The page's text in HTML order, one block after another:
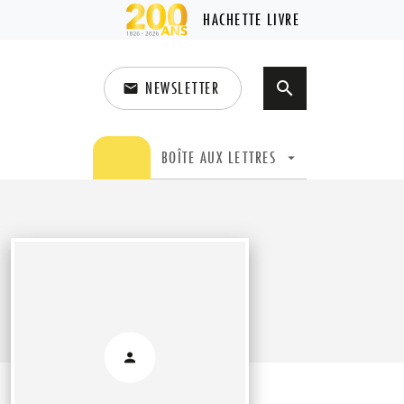
HACHETTE LIVRE
email NEWSLETTER search
BOÎTE AUX LETTRES arrow_drop_down